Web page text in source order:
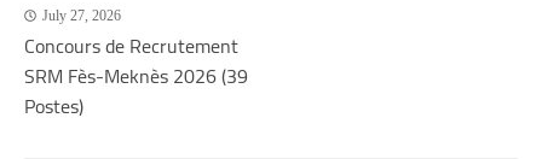
July 27, 2026
Concours de Recrutement
SRM Fès-Meknès 2026 (39
Postes)